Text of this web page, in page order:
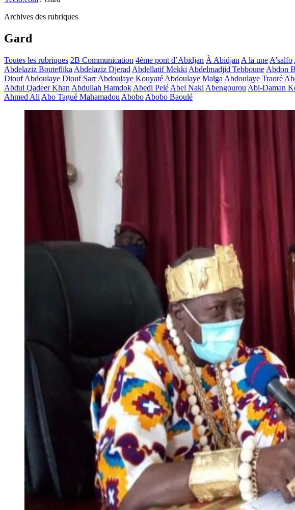
Archives des rubriques
Gard
Toutes les rubriques 2B Communication 4ème pont d’Abidjan À Abidjan A la une A'salfo
Abdelaziz Bouteflika Abdelaziz Djerad Abdellatif Mekki Abdelmadjid Tebboune Abdon
Diouf Abdoulaye Diouf Sarr Abdoulaye Kouyaté Abdoulaye Maïga Abdoulaye Traoré
Abdul Qadeer Khan Abdullah Hamdok Abedi Pelé Abel Naki Abengourou Abi-Daman
Ahmed Ali Abo Tagué Mahamadou Abobo Abobo Baoulé